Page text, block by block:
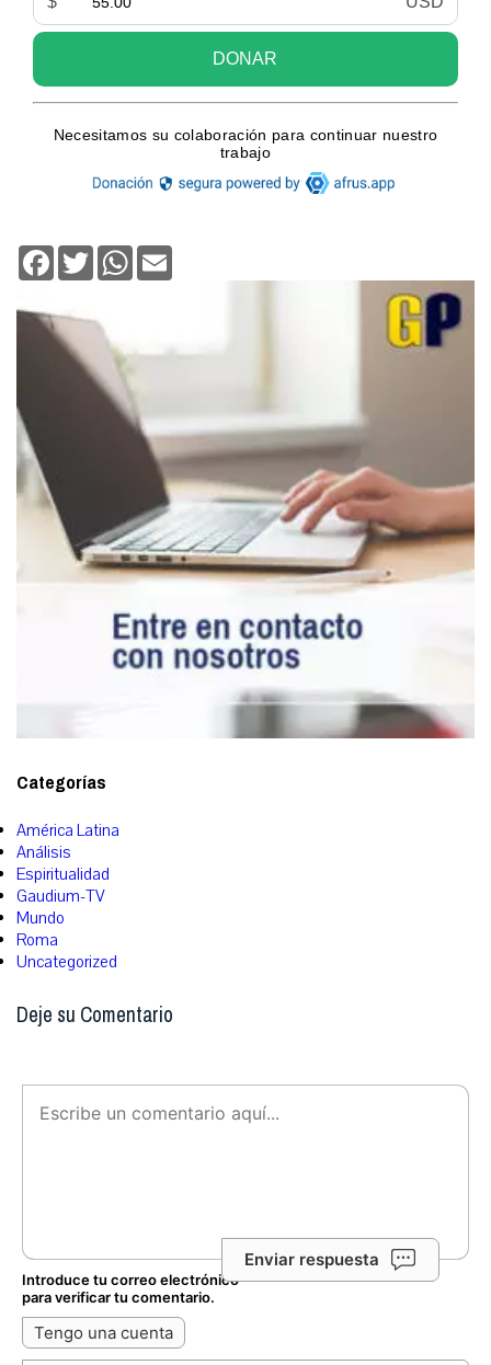
Facebook
TwitterWhatsApp
Categorías
América Latina
Análisis
Espiritualidad
Gaudium-TV
Mundo
Roma
Uncategorized
Deje su Comentario
Enviar respuesta
Introduce tu correo electrónico
para verificar tu comentario.
Tengo una cuenta